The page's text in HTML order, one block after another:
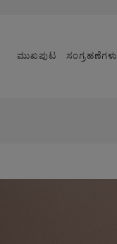
ಮುಖಪುಟ ಸಂಗ್ರಹಣೆಗಳು